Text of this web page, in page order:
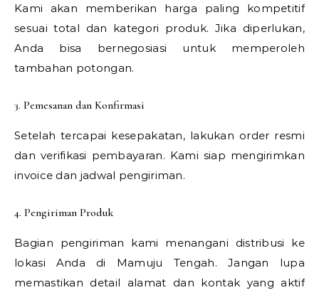
Kami akan memberikan harga paling kompetitif
sesuai total dan kategori produk. Jika diperlukan,
Anda bisa bernegosiasi untuk memperoleh
tambahan potongan.
3. Pemesanan dan Konfirmasi
Setelah tercapai kesepakatan, lakukan order resmi
dan verifikasi pembayaran. Kami siap mengirimkan
invoice dan jadwal pengiriman.
4. Pengiriman Produk
Bagian pengiriman kami menangani distribusi ke
lokasi Anda di Mamuju Tengah. Jangan lupa
memastikan detail alamat dan kontak yang aktif